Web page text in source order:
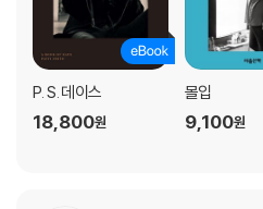
P. S. 데이스
18,800원
몰입
9,100원